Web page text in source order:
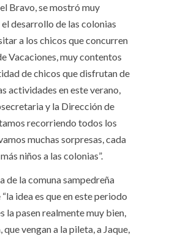
Bravo, se mostró muy
desarrollo de las colonias
a los chicos que concurren
Vacaciones, muy contentos
de chicos que disfrutan de
actividades en este verano,
y la Dirección de
recorriendo todos los
muchas sorpresas, cada
niños a las colonias”.
de la comuna sampedreña
idea es que en este periodo
la pasen realmente muy bien,
vengan a la pileta, a Jaque,